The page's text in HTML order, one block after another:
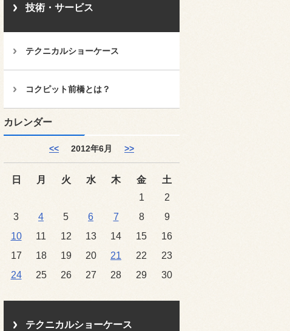
技術・サービス
テクニカルショーケース
コクピット前橋とは？
カレンダー
<< 2012年6月 >>
日 月 火 水 木 金
土
1
2
3
4 5 6 7 8
9
10
11 12 13 14 15
16
17
18 19 20 21 22
23
24
25 26 27 28 29 30
テクニカルショーケース